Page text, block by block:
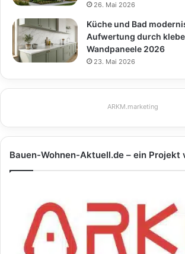
26. Mai 2026
Küche und Bad
Aufwertung durch
Wandpaneele 2026
23. Mai 2026
ARKM.marketing
Bauen-Wohnen-Aktuell.de – ein Projekt